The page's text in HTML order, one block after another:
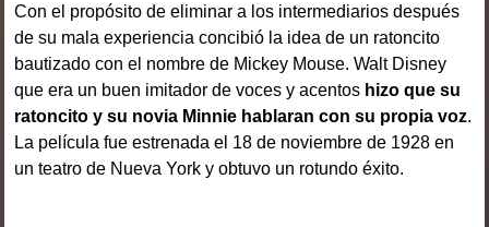
Con el propósito de eliminar a los intermediarios después
de su mala experiencia concibió la idea de un ratoncito
bautizado con el nombre de Mickey Mouse. Walt Disney
que era un buen imitador de voces y acentos hizo que su
ratoncito y su novia Minnie hablaran con su propia voz.
La película fue estrenada el 18 de noviembre de 1928 en
un teatro de Nueva York y obtuvo un rotundo éxito.